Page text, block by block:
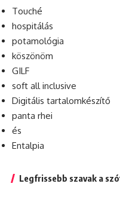
Touché
hospitálás
potamológia
köszönöm
GILF
soft all inclusive
Digitális tartalomkészítő
panta rhei
és
Entalpia
Legfrissebb szavak a